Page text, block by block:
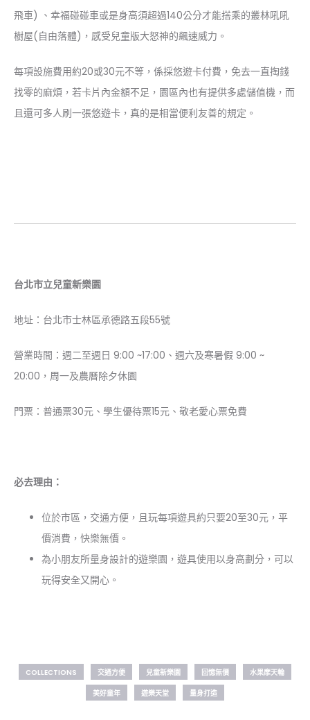
飛車) 、幸福碰碰車或是身高須超過140公分才能搭乘的叢林吼吼
樹屋(自由落體)，感受兒童版大怒神的飆速威力。
每項設施費用約20或30元不等，係採悠遊卡付費，免去一直掏錢
找零的麻煩，若卡片內金額不足，園區內也有提供多處儲值機，而
且還可多人刷一張悠遊卡，真的是相當便利友善的規定。
台北市立兒童新樂園
地址：台北市士林區承德路五段55號
營業時間：週二至週日 9:00 ~17:00、週六及寒暑假 9:00 ~
20:00，周一及農曆除夕休園
門票：普通票30元、學生優待票15元、敬老愛心票免費
必去理由：
位於市區，交通方便，且玩每項遊具約只要20至30元，平
價消費，快樂無價。
為小朋友所量身設計的遊樂園，遊具使用以身高劃分，可以
玩得安全又開心。
COLLECTIONS 交通方便 兒童新樂園 回憶無價
水果摩天輪
美好童年
遊樂天堂 量身打造